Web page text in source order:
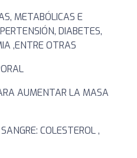
METABÓLICAS E
DIABETES,
,ENTRE OTRAS
AUMENTAR LA MASA
COLESTEROL ,